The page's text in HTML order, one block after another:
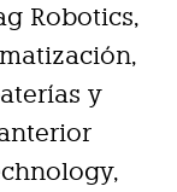
Robotics,
y